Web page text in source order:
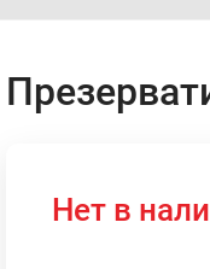
Нет в